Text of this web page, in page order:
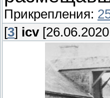
Прикрепления:
[3] icv